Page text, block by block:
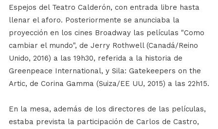
Espejos del Teatro Calderón, con entrada libre hasta
llenar el aforo. Posteriormente se anunciaba la
proyección en los cines Broadway las películas "Como
cambiar el mundo", de Jerry Rothwell (Canadá/Reino
Unido, 2016) a las 19h30, referida a la historia de
Greenpeace International, y Sila: Gatekeepers on the
Artic, de Corina Gamma (Suiza/EE UU, 2015) a las 22h15.
En la mesa, además de los directores de las películas,
estaba prevista la participación de Carlos de Castro,